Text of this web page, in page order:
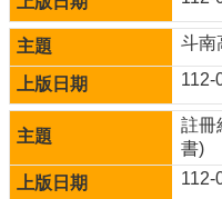
班
English
Website
路
電
話
斗南
112-
註冊
書)
112-